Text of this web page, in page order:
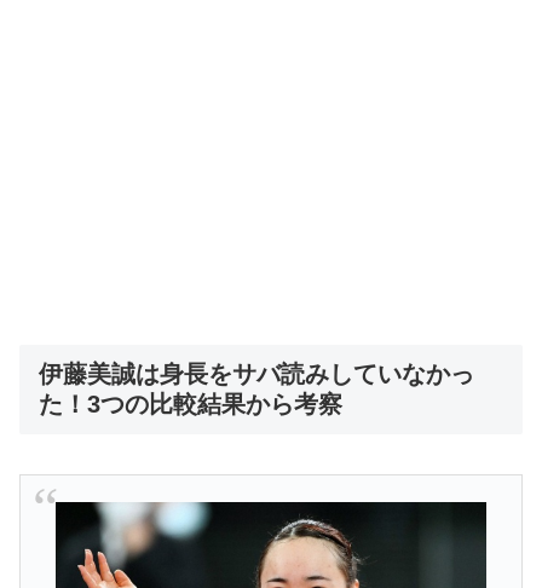
伊藤美誠は身長をサバ読みしていなかっ
た！3つの比較結果から考察